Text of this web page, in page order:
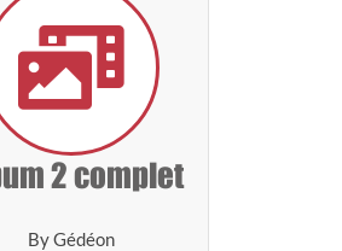
2 complet
By Gédéon